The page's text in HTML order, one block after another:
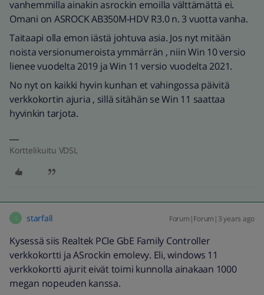
vanhemmilla ainakin asrockin emoilla välttämättä ei.
Omani on ASROCK AB350M-HDV R3.0 n. 3 vuotta vanha.
Taitaapi olla emon iästä johtuva asia. Jos nyt mitään
noista versionumeroista ymmärrän , niin Win 10 versio
lienee vuodelta 2019 ja Win 11 versio vuodelta 2021.
No nyt on kaikki hyvin kunhan et vahingossa päivitä
verkkokortin ajuria , sillä sitähän se Win 11 saattaa
hyvinkin tarjota.
Korttelikuitu VDSL
S starfall Forum|Forum|3 years ago
Kysessä siis Realtek PCIe GbE Family Controller
verkkokortti ja ASrockin emolevy. Eli, windows 11
verkkokortti ajurit eivät toimi kunnolla ainakaan 1000
megan nopeuden kanssa.